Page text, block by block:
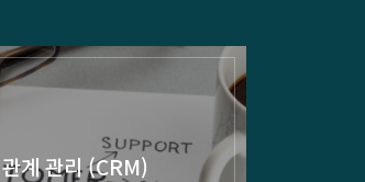
계 관리 (CRM)